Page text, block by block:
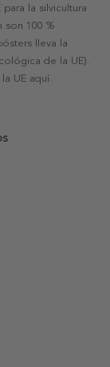
la silvicultura
son 100 %
lleva la
de la UE).
UE aquí.